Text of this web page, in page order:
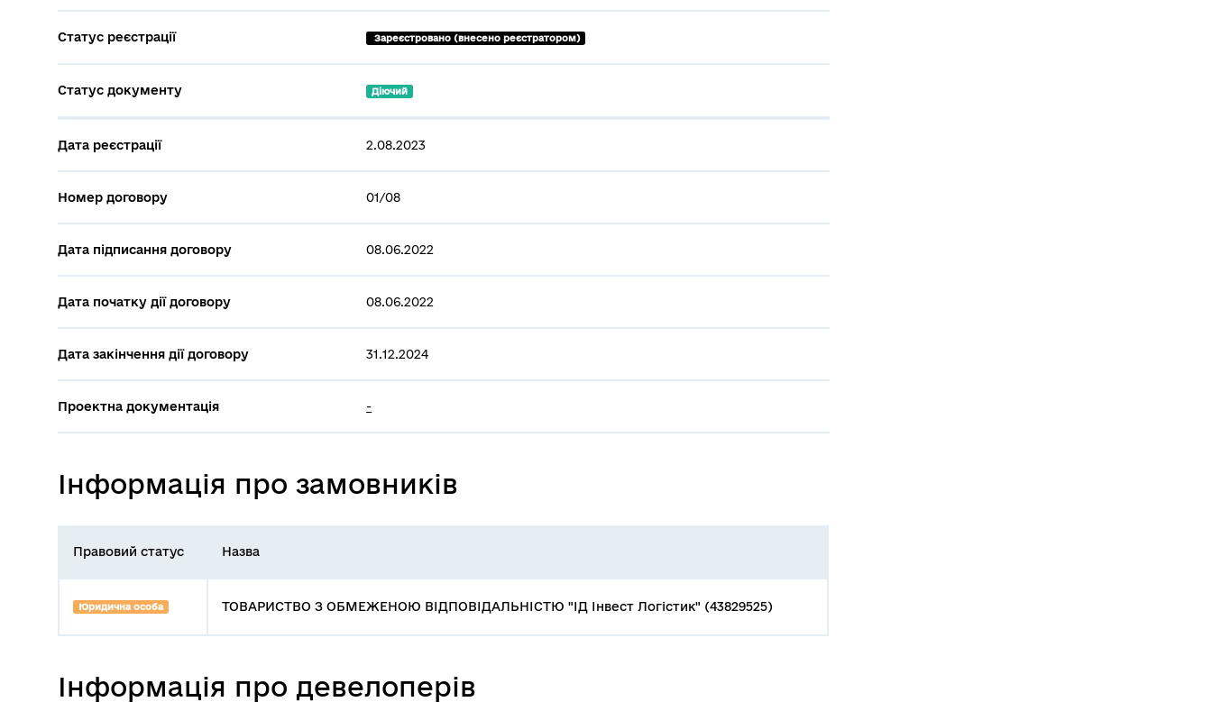
Статус реєстрації Зареєстровано (внесено реєстратором)
Статус документу Діючий
Дата реєстрації 2.08.2023
Номер договору 01/08
Дата підписання договору 08.06.2022
Дата початку дії договору 08.06.2022
Дата закінчення дії договору 31.12.2024
Проектна документація -
Інформація про замовників
Правовий статус Назва
Юридична особа ТОВАРИСТВО З ОБМЕЖЕНОЮ ВІДПОВІДАЛЬНІСТЮ "ІД Інвест Логістик" (43829525)
Інформація про девелоперів